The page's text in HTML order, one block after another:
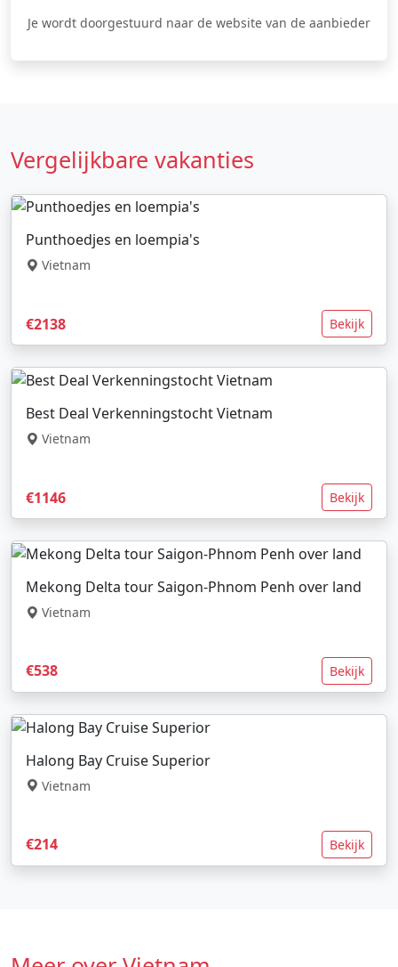
Je wordt doorgestuurd naar de website van de aanbieder
Vergelijkbare vakanties
Punthoedjes en loempia's
Vietnam
€2138 Bekijk
Best Deal Verkenningstocht Vietnam
Vietnam
€1146 Bekijk
Mekong Delta tour Saigon-Phnom Penh over land
Vietnam
€538 Bekijk
Halong Bay Cruise Superior
Vietnam
€214 Bekijk